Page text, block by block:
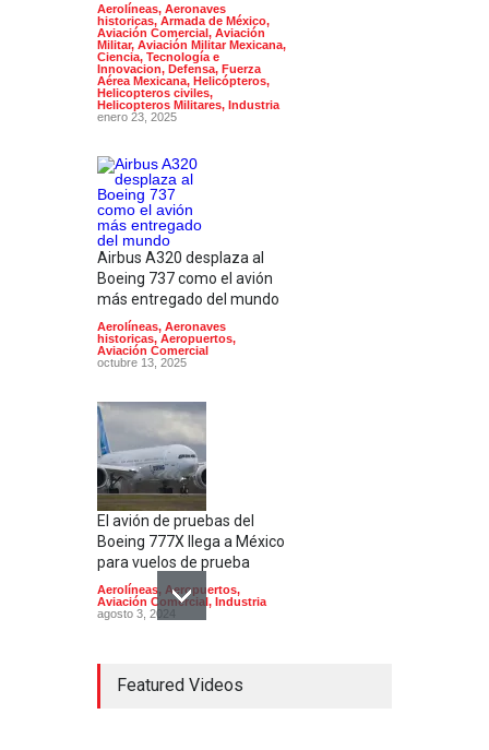
Aerolíneas, Aeronaves
historicas, Armada de México,
Aviación Comercial, Aviación
Militar, Aviación Militar Mexicana,
Ciencia, Tecnología e
Innovacion, Defensa, Fuerza
Aérea Mexicana, Helicópteros,
Helicopteros civiles,
Helicopteros Militares, Industria
enero 23, 2025
Airbus A320 desplaza al
Boeing 737 como el avión
más entregado del mundo
Aerolíneas, Aeronaves
historicas, Aeropuertos,
Aviación Comercial
octubre 13, 2025
El avión de pruebas del
Boeing 777X llega a México
para vuelos de prueba
Aerolíneas, Aeropuertos,
Aviación Comercial, Industria
agosto 3, 2024
Featured Videos